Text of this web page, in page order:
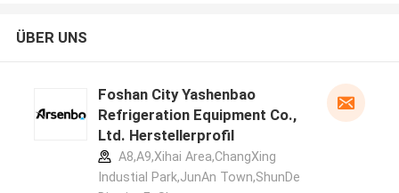
ÜBER UNS
Foshan City Yashenbao
Refrigeration Equipment Co.,
Ltd. Herstellerprofil
A8,A9,Xihai Area,ChangXing
Industial Park,JunAn Town,ShunDe